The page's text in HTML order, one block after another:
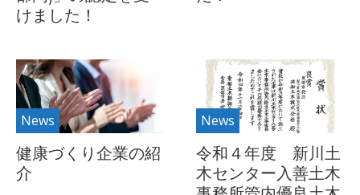
けました！
News
健康づくり企業の紹
介
News
令和４年度 新川土
木センター入善土木